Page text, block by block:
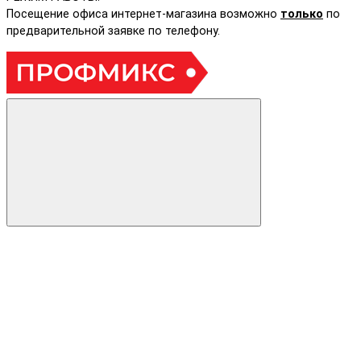
Посещение офиса интернет-магазина возможно только по
предварительной заявке по телефону.